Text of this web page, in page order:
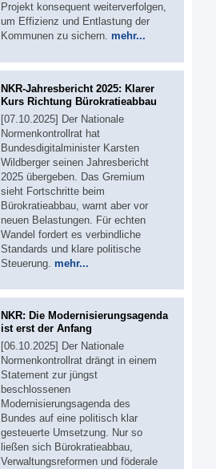
Projekt konsequent weiterverfolgen,
um Effizienz und Entlastung der
Kommunen zu sichern. mehr...
NKR-Jahresbericht 2025: Klarer
Kurs Richtung Bürokratieabbau
[07.10.2025] Der Nationale
Normenkontrollrat hat
Bundesdigitalminister Karsten
Wildberger seinen Jahresbericht
2025 übergeben. Das Gremium
sieht Fortschritte beim
Bürokratieabbau, warnt aber vor
neuen Belastungen. Für echten
Wandel fordert es verbindliche
Standards und klare politische
Steuerung. mehr...
NKR: Die Modernisierungsagenda
ist erst der Anfang
[06.10.2025] Der Nationale
Normenkontrollrat drängt in einem
Statement zur jüngst
beschlossenen
Modernisierungsagenda des
Bundes auf eine politisch klar
gesteuerte Umsetzung. Nur so
ließen sich Bürokratieabbau,
Verwaltungsreformen und föderale